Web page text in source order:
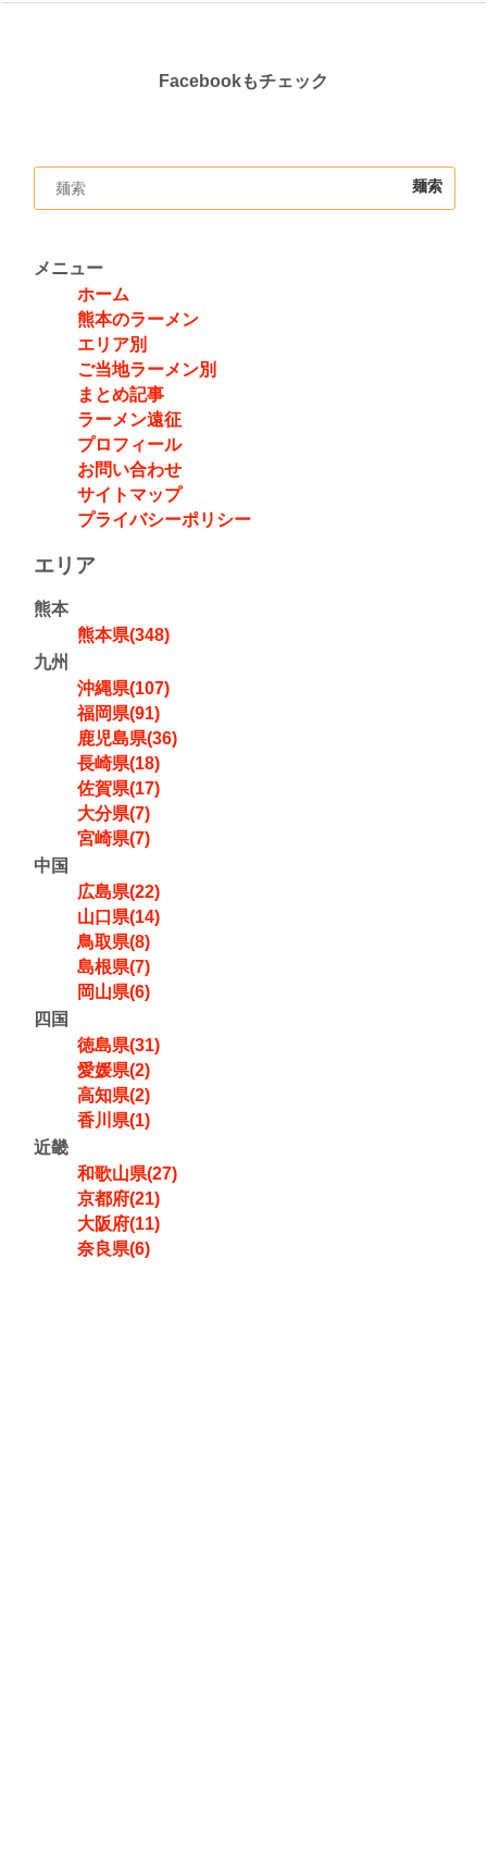
Facebookもチェック
メニュー
ホーム
熊本のラーメン
エリア別
ご当地ラーメン別
まとめ記事
ラーメン遠征
プロフィール
お問い合わせ
サイトマップ
プライバシーポリシー
エリア
熊本
熊本県(348)
九州
沖縄県(107)
福岡県(91)
鹿児島県(36)
長崎県(18)
佐賀県(17)
大分県(7)
宮崎県(7)
中国
広島県(22)
山口県(14)
鳥取県(8)
島根県(7)
岡山県(6)
四国
徳島県(31)
愛媛県(2)
高知県(2)
香川県(1)
近畿
和歌山県(27)
京都府(21)
大阪府(11)
奈良県(6)